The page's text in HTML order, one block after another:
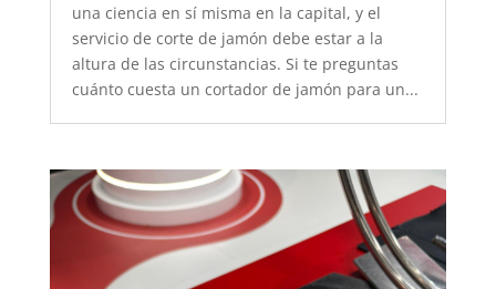
una ciencia en sí misma en la capital, y el
servicio de corte de jamón debe estar a la
altura de las circunstancias. Si te preguntas
cuánto cuesta un cortador de jamón para un...